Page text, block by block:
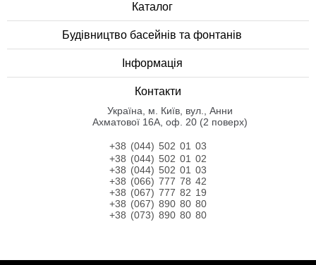
Каталог
Будівництво басейнів та фонтанів
Інформація
Контакти
Українa, м. Київ, вул., Анни
Ахматової 16А, оф. 20 (2 поверх)
+38 (044) 502 01 03
+38 (044) 502 01 02
+38 (044) 502 01 03
+38 (066) 777 78 42
+38 (067) 777 82 19
+38 (067) 890 80 80
+38 (073) 890 80 80